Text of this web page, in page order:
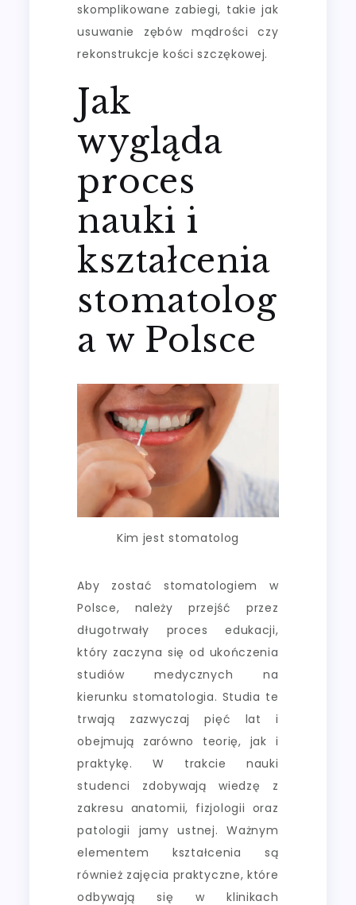
skomplikowane zabiegi, takie jak
usuwanie zębów mądrości czy
rekonstrukcje kości szczękowej.
Jak
wygląda
proces
nauki i
kształcenia
stomatolog
a w Polsce
Kim jest stomatolog
Aby zostać stomatologiem w
Polsce, należy przejść przez
długotrwały proces edukacji,
który zaczyna się od ukończenia
studiów medycznych na
kierunku stomatologia. Studia te
trwają zazwyczaj pięć lat i
obejmują zarówno teorię, jak i
praktykę. W trakcie nauki
studenci zdobywają wiedzę z
zakresu anatomii, fizjologii oraz
patologii jamy ustnej. Ważnym
elementem kształcenia są
również zajęcia praktyczne, które
odbywają się w klinikach